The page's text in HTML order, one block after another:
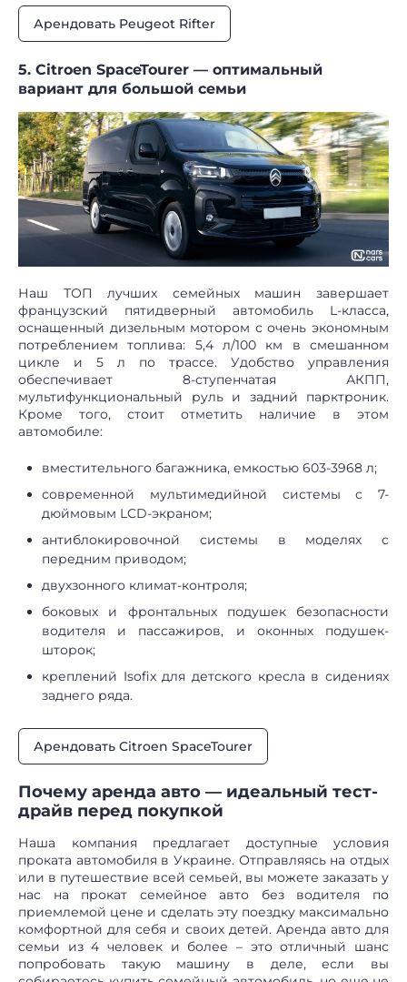
Арендовать Peugeot Rifter
5. Citroen SpaceTourer — оптимальный
вариант для большой семьи
Наш ТОП лучших семейных машин завершает
французский пятидверный автомобиль L-класса,
оснащенный дизельным мотором с очень экономным
потреблением топлива: 5,4 л/100 км в смешанном
цикле и 5 л по трассе. Удобство управления
обеспечивает 8-ступенчатая АКПП,
мультифункциональный руль и задний парктроник.
Кроме того, стоит отметить наличие в этом
автомобиле:
вместительного багажника, емкостью 603-3968 л;
современной мультимедийной системы с 7-
дюймовым LCD-экраном;
антиблокировочной системы в моделях с
передним приводом;
двухзонного климат-контроля;
боковых и фронтальных подушек безопасности
водителя и пассажиров, и оконных подушек-
шторок;
креплений Isofix для детского кресла в сидениях
заднего ряда.
Арендовать Citroen SpaceTourer
Почему аренда авто — идеальный тест-
драйв перед покупкой
Наша компания предлагает доступные условия
проката автомобиля в Украине. Отправляясь на отдых
или в путешествие всей семьей, вы можете заказать у
нас на прокат семейное авто без водителя по
приемлемой цене и сделать эту поездку максимально
комфортной для себя и своих детей. Аренда авто для
семьи из 4 человек и более – это отличный шанс
попробовать такую машину в деле, если вы